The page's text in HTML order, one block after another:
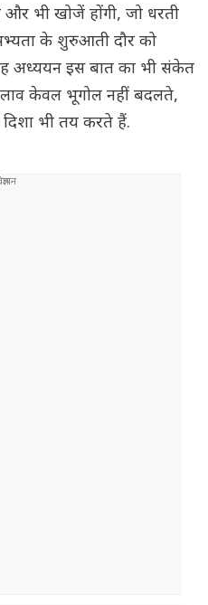
और भी खोजें होंगी, जो धरती
के शुरुआती दौर को
अध्ययन इस बात का भी संकेत
केवल भूगोल नहीं बदलते,
भी तय करते हैं.